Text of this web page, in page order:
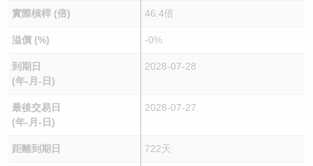
實際槓桿 (倍) 46.4倍
溢價 (%) -0%
到期日
(年-月-日)
2028-07-28
最後交易日
(年-月-日)
2028-07-27
距離到期日 722天